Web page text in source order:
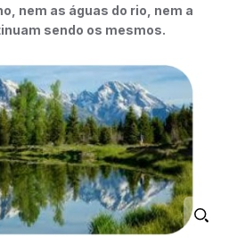
nem as águas do rio, nem a
sendo os mesmos.